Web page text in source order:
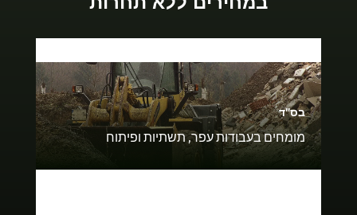
בס"ד
מומחים בעבודות עפר, תשתיות ופיתוח